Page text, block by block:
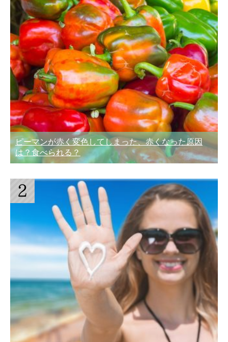
ピーマンが赤く変色してしまった、赤くなった原因
は？食べられる？